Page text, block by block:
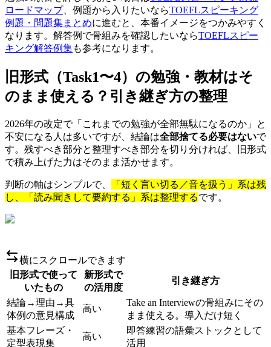
ロードマップ、例題から入りたいならTOEFLスピーキング
例題・問題集まとめに進むと、本番イメージをつかみやすく
なります。解答例で骨組みを確認したいならTOEFLスピー
キング解答例集も参考になります。
旧形式（Task1〜4）の勉強・教材はそ
のまま使える？引き継ぎ方の整理
2026年の改定で「これまでの勉強が全部無駄になるのか」と
不安になる人は多いですが、結論は全部捨てる必要はないで
す。残すべき部分と整理すべき部分を切り分ければ、旧形式
で積み上げた力はそのまま活かせます。
判断の軸はシンプルで、
「短く言い切る／音を扱う」系は残
し、「読み聞きして要約する」系は整理するです。
横にスクロールできます
旧形式で使って
いたもの
新形式で
の活用度
引き継ぎ方
結論→理由→具
体例の意見構成
高い
Take an Interviewの骨組みにその
まま使える。導入だけ短く
基本フレーズ・
定型表現集
高い
即答練習の語彙ストックとして
活用